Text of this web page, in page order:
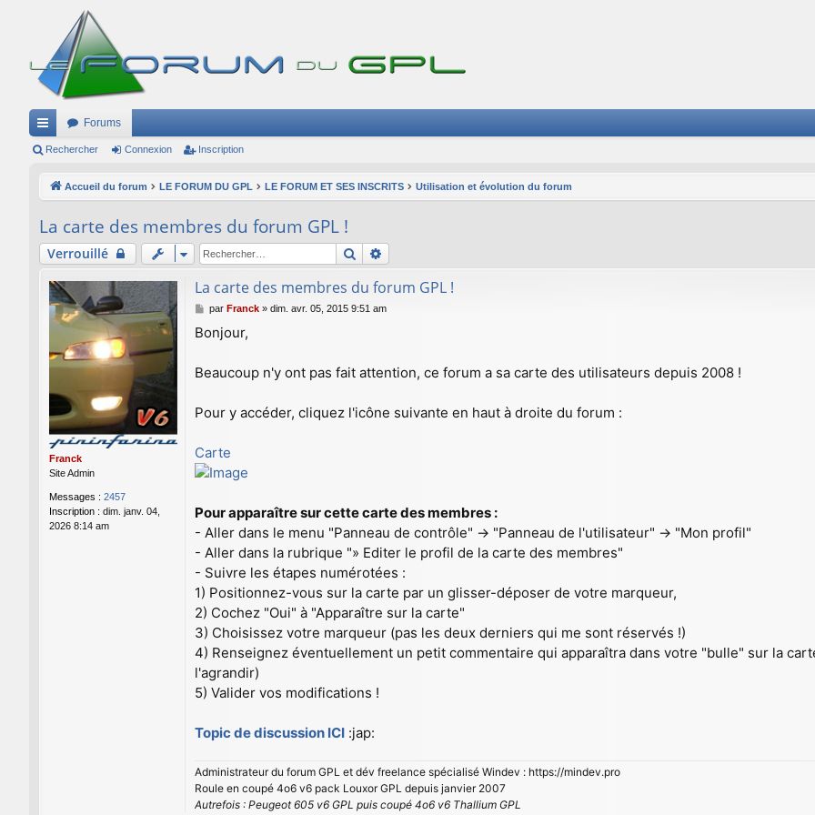
ac
ci
s
Forums
Rechercher Connexion Inscription
Accueil du forum LE FORUM DU GPL LE FORUM ET SES INSCRITS Utilisation et évolution du forum
La carte des membres du forum GPL !
Verrouillé Rechercher
Franck
Site Admin
Messages : 2457
Inscription : dim. janv. 04,
2026 8:14 am
La carte des membres du forum GPL !
M
s
g
par Franck» dim. avr. 05, 2015 9:51 am
Bonjour,
Beaucoup n'y ont pas fait attention, ce forum a sa carte des utilisateurs depuis 2008 !
Pour y accéder, cliquez l'icône suivante en haut à droite du forum :
Carte
Pour apparaître sur cette carte des membres :
- Aller dans le menu "Panneau de contrôle" -> "Panneau de l'utilisateur" -> "Mon profil"
- Aller dans la rubrique "» Editer le profil de la carte des membres"
- Suivre les étapes numérotées :
1) Positionnez-vous sur la carte par un glisser-déposer de votre marqueur,
2) Cochez "Oui" à "Apparaître sur la carte"
3) Choisissez votre marqueur (pas les deux derniers qui me sont réservés !)
4) Renseignez éventuellement un petit commentaire qui apparaîtra dans votre "bulle" sur la
l'agrandir)
5) Valider vos modifications !
Topic de discussion ICI :jap:
Administrateur du forum GPL et dév freelance spécialisé Windev : https://mindev.pro
Roule en coupé 4o6 v6 pack Louxor GPL depuis janvier 2007
Autrefois : Peugeot 605 v6 GPL puis coupé 4o6 v6 Thallium GPL